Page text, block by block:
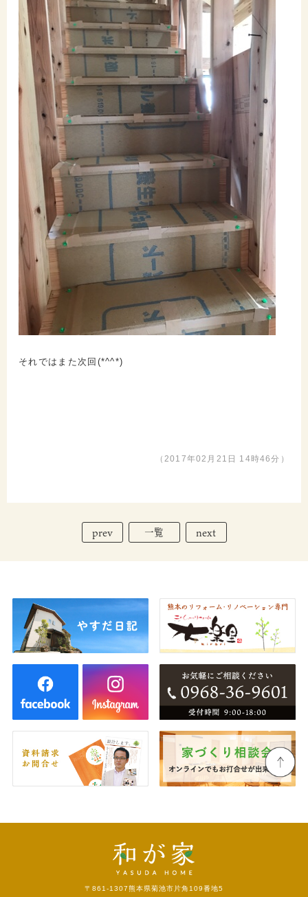
それではまた次回(*^^*)
（2017年02月21日 14時46分）
prev 一覧 next
〒861-1307熊本県菊池市片角109番地5